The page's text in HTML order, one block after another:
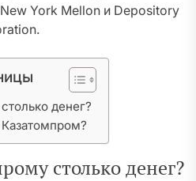
York Mellon и Depository
денег?
столько денег?